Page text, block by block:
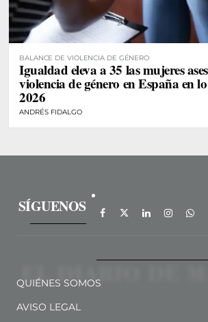
BALANCE DE VIOLENCIA DE GÉNERO
Igualdad eleva a 35 las mujeres
violencia de género en España en
2026
ANDRÉS FIDALGO
SÍGUENOS
QUIÉNES SOMOS
AVISO LEGAL